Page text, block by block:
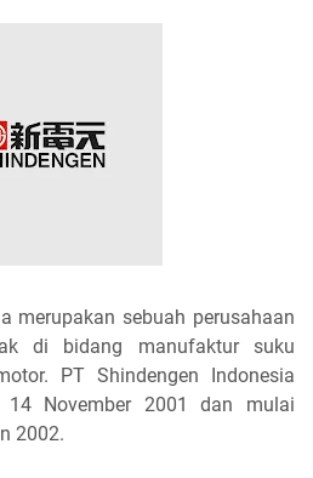
merupakan sebuah perusahaan
di bidang manufaktur suku
PT Shindengen Indonesia
November 2001 dan mulai
2002.